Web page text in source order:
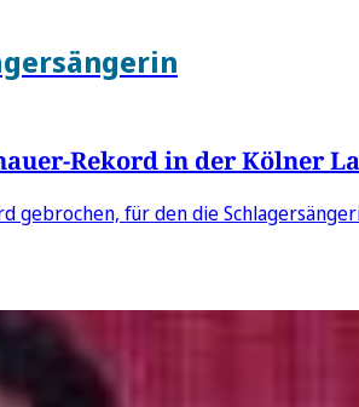
Rekord in der Kölner
gebrochen, für den die